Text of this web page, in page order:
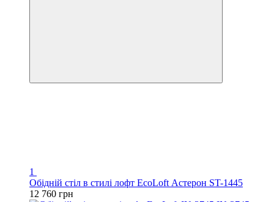
1
Обідній стіл в стилі лофт EcoLoft Астерон ST-1445
12 760 грн